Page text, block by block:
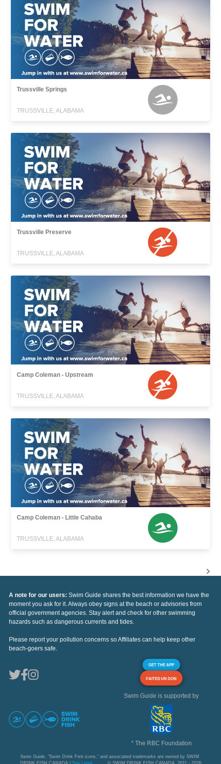
Trussville Springs
TRUSSVILLE, ALABAMA
Trussville Preserve
TRUSSVILLE, ALABAMA
Camp Coleman - Upstream
TRUSSVILLE, ALABAMA
Camp Coleman - Little Cahaba
TRUSSVILLE, ALABAMA
A note for our users: Swim Guide shares the best information we have the
moment you ask for it. Always obey signs at the beach or advisories from
official government agencies. Stay alert and check for other swimming
hazards such as dangerous currents and tides.
Please report your pollution concerns so Affiliates can help keep other
beach-goers safe.
GET THE APP
FAITES UN DON
Swim Guide is supported by
* The RBC Foundation
Swim Guide, "Swim Drink Fish icons," and associated trademarks are owned by SWIM